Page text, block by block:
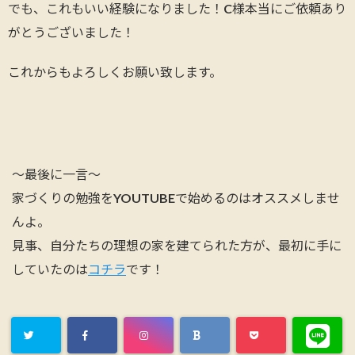
でも、これもいい経験になりました！C様本当にご依頼あり
がとうございました！
これからもよろしくお願い致します。
～最後に一言～
家づくりの勉強をYOUTUBEで始めるのはオススメしませ
んよ。
見事、自分たちの理想の家を建てられた方が、最初に手に
していたのはコチラです！